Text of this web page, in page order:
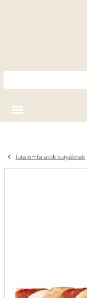
Jutalomfalatok kutyáknak